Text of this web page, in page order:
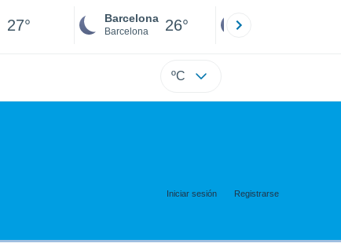
27° Barcelona
Barcelona 26°
ºC
Iniciar sesión Registrarse